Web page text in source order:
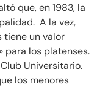
que, en 1983, la
A la vez,
tiene un valor
para los platenses.
Universitario.
los menores